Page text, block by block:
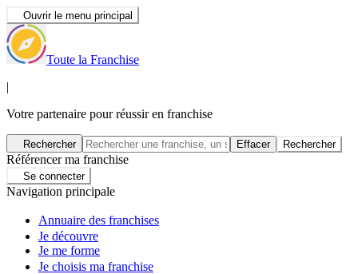
Ouvrir le menu principal
Toute la Franchise
|
Votre partenaire pour réussir en franchise
Rechercher Effacer Rechercher
Référencer ma franchise
Se connecter
Navigation principale
Annuaire des franchises
Je découvre
Je me forme
Je choisis ma franchise